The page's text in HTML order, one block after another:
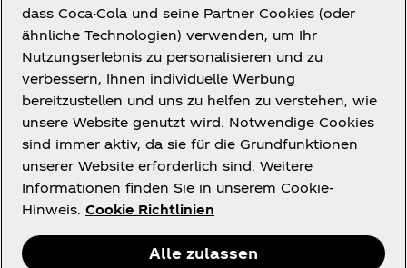
Du brauchst Hilfe?
Rechtliches
dass Coca-Cola und seine Partner Cookies (oder
ähnliche Technologien) verwenden, um Ihr
Nutzungserlebnis zu personalisieren und zu
verbessern, Ihnen individuelle Werbung
bereitzustellen und uns zu helfen zu verstehen, wie
unsere Website genutzt wird. Notwendige Cookies
sind immer aktiv, da sie für die Grundfunktionen
unserer Website erforderlich sind. Weitere
Informationen finden Sie in unserem Cookie-
Hinweis. Cookie Richtlinien
Alle zulassen